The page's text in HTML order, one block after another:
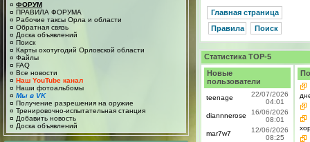
¤ ФОРУМ
¤ ПРАВИЛА ФОРУМА
¤ Рабочие таксы Орла и области
¤ Обратная связь
¤ Доска объявлений
¤ Поиск
¤ Карты охотугодий Орловской области
¤ Файлы
¤ FAQ
¤ Все новости
¤ Наш YouTube канал
¤ Наши фотоальбомы
¤ Мы в VK
¤ Получение разрешения на оружие
¤ Тренировочно-испытательная станция
¤ Добавить новость
¤ Доска объявлений
Главная страница
Правила
Поиск
Статистика TOP-5
Новые
пользователи
teenage
22/07/2026
04:01
diannnerose
16/06/2026
08:01
mar7w7
12/06/2026
08:25